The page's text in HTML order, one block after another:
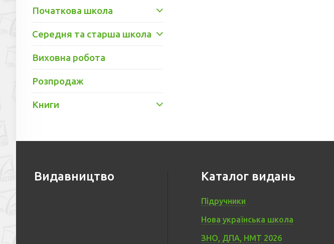
Початкова школа
Середня та старша школа
Виховна робота
Розпродаж
Книги
Видавництво Каталог видань
Підручники
Нова українська школа
ЗНО, ДПА, НМТ 2026